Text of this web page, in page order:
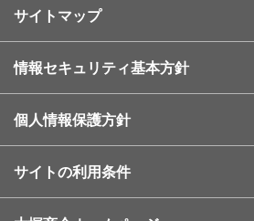
サイトマップ
情報セキュリティ基本方針
個人情報保護方針
サイトの利用条件